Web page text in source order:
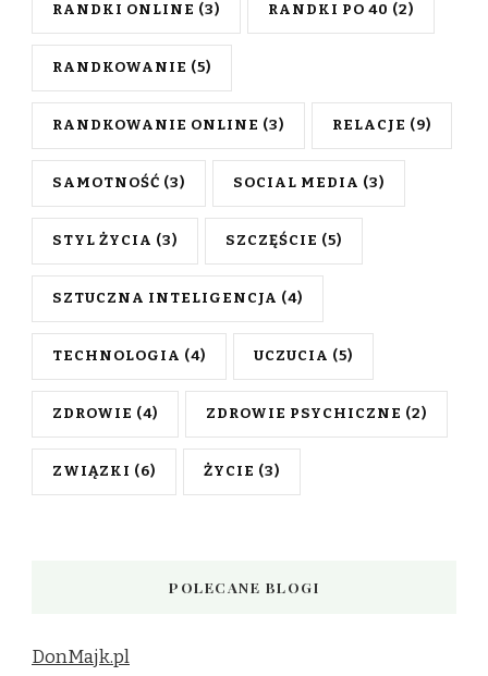
RANDKI ONLINE (3) RANDKI PO 40 (2)
RANDKOWANIE (5)
RANDKOWANIE ONLINE (3) RELACJE (9)
SAMOTNOŚĆ (3) SOCIAL MEDIA (3)
STYL ŻYCIA (3) SZCZĘŚCIE (5)
SZTUCZNA INTELIGENCJA (4)
TECHNOLOGIA (4) UCZUCIA (5)
ZDROWIE (4) ZDROWIE PSYCHICZNE (2)
ZWIĄZKI (6) ŻYCIE (3)
POLECANE BLOGI
DonMajk.pl